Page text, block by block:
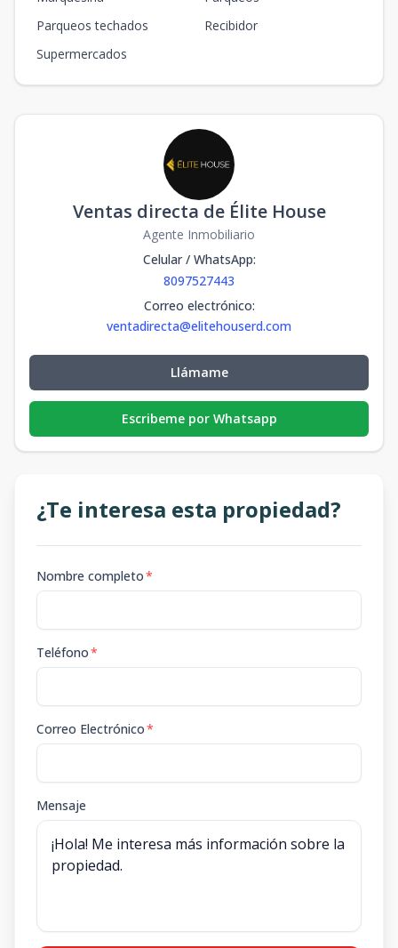
Parqueos techados
Recibidor
Supermercados
Ventas directa de Élite House
Agente Inmobiliario
Celular / WhatsApp:
8097527443
Correo electrónico:
ventadirecta@elitehouserd.com
Llámame
Escribeme por Whatsapp
¿Te interesa esta propiedad?
Nombre completo*
Teléfono*
Correo Electrónico*
Mensaje